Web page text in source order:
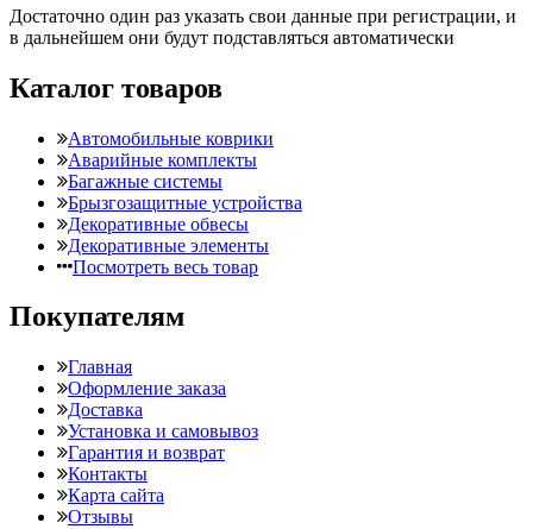
Достаточно один раз указать свои данные при регистрации, и
в дальнейшем они будут подставляться автоматически
Каталог товаров
Автомобильные коврики
Аварийные комплекты
Багажные системы
Брызгозащитные устройства
Декоративные обвесы
Декоративные элементы
Посмотреть весь товар
Покупателям
Главная
Оформление заказа
Доставка
Установка и самовывоз
Гарантия и возврат
Контакты
Карта сайта
Отзывы